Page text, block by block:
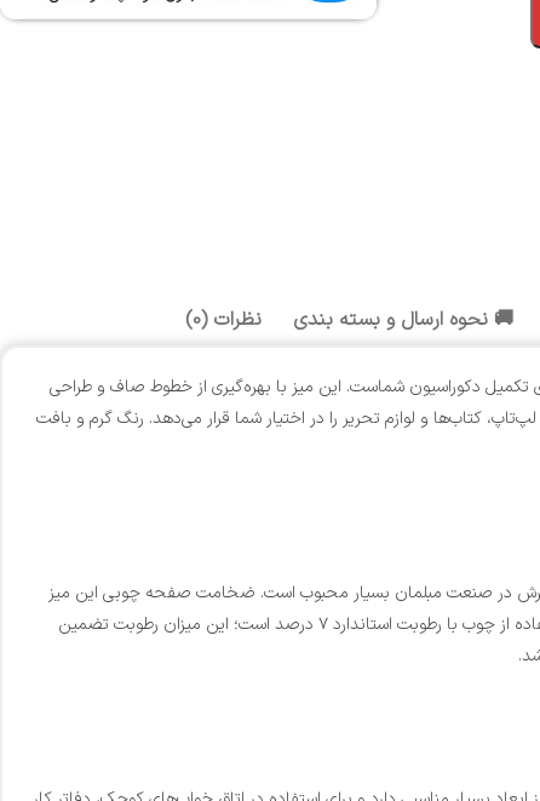
🚚 نحوه ارسال و بسته بندی نظرات (0)
تکمیل دکوراسیون شماست. این میز با بهره‌گیری از خطوط صاف و طراحی
شامل طول ۱۱۰، عرض ۵۰ و ارتفاع ۷۵ سانتی‌متر، فضای کافی برای قرار دادن لپ‌تاپ، کتاب‌ها و لوازم تحریر را در اختیار شما قرار می‌دهد. رنگ گرم و بافت
در صنعت مبلمان بسیار محبوب است. ضخامت صفحه چوبی این میز
۳.۵ سانتی‌متر در نظر گرفته شده تا تحمل وزن بالایی داشته باشد و در اثر استفاده مداوم افت کیفیت پیدا نکند. یکی از نکات بسیار مهم در ساخت این میز، استفاده از چوب با رطوبت استاندارد ۷ درصد است؛ این میزان رطوبت تضمین